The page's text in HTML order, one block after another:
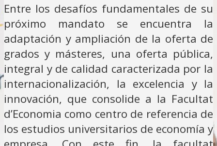
Entre los desafíos fundamentales de su
próximo mandato se encuentra la
adaptación y ampliación de la oferta de
grados y másteres, una oferta pública,
integral y de calidad caracterizada por la
internacionalización, la excelencia y la
innovación, que consolide a la Facultat
d’Economia como centro de referencia de
los estudios universitarios de economía y